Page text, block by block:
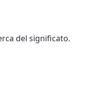
del significato.